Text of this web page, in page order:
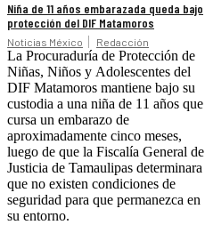
Niña de 11 años embarazada queda bajo
protección del DIF Matamoros
Noticias México Redacción
La Procuraduría de Protección de
Niñas, Niños y Adolescentes del
DIF Matamoros mantiene bajo su
custodia a una niña de 11 años que
cursa un embarazo de
aproximadamente cinco meses,
luego de que la Fiscalía General de
Justicia de Tamaulipas determinara
que no existen condiciones de
seguridad para que permanezca en
su entorno.